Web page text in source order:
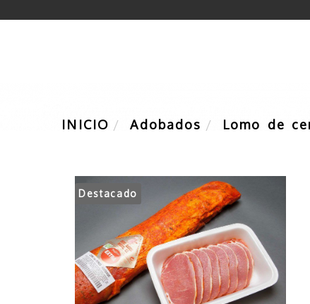
ADOBADOS
INICIO Adobados Lomo de
Destacado